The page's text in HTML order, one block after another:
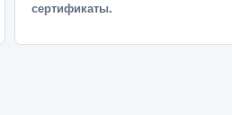
сертификаты.